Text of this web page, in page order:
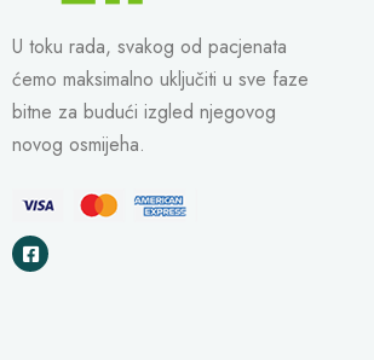
U toku rada, svakog od pacjenata
ćemo maksimalno uključiti u sve faze
bitne za budući izgled njegovog
novog osmijeha.